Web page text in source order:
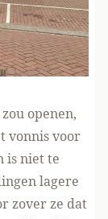
openen,
vonnis voor
is niet te
lagere
zover ze dat